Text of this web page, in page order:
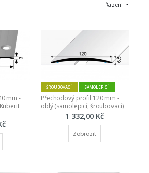
Řazení
mm -
ŠROUBOVACÍ SAMOLEPICÍ
Přechodový profil 120 mm -
oblý (samolepicí, šroubovací)
1 332,00 Kč
Zobrazit